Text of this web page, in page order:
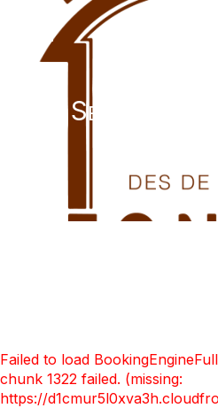
Selecciona
Failed to load
chunk 1322 failed. (missing:
https://